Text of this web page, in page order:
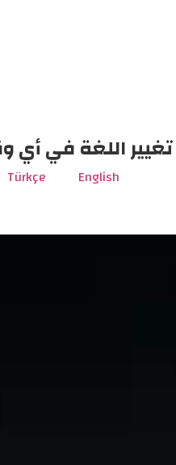
اللغة في أي
English
Türkçe